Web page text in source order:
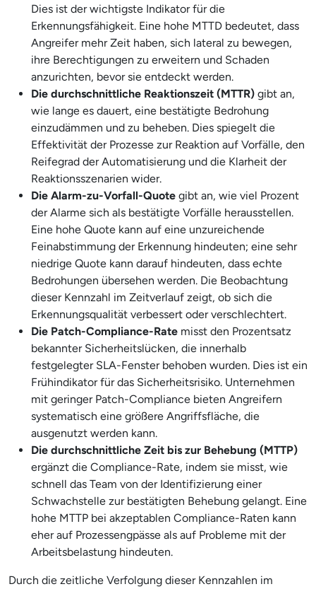
Dies ist der wichtigste Indikator für die
Erkennungsfähigkeit. Eine hohe MTTD bedeutet, dass
Angreifer mehr Zeit haben, sich lateral zu bewegen,
ihre Berechtigungen zu erweitern und Schaden
anzurichten, bevor sie entdeckt werden.
Die durchschnittliche Reaktionszeit (MTTR) gibt an,
wie lange es dauert, eine bestätigte Bedrohung
einzudämmen und zu beheben. Dies spiegelt die
Effektivität der Prozesse zur Reaktion auf Vorfälle, den
Reifegrad der Automatisierung und die Klarheit der
Reaktionsszenarien wider.
Die Alarm-zu-Vorfall-Quote gibt an, wie viel Prozent
der Alarme sich als bestätigte Vorfälle herausstellen.
Eine hohe Quote kann auf eine unzureichende
Feinabstimmung der Erkennung hindeuten; eine sehr
niedrige Quote kann darauf hindeuten, dass echte
Bedrohungen übersehen werden. Die Beobachtung
dieser Kennzahl im Zeitverlauf zeigt, ob sich die
Erkennungsqualität verbessert oder verschlechtert.
Die Patch-Compliance-Rate misst den Prozentsatz
bekannter Sicherheitslücken, die innerhalb
festgelegter SLA-Fenster behoben wurden. Dies ist ein
Frühindikator für das Sicherheitsrisiko. Unternehmen
mit geringer Patch-Compliance bieten Angreifern
systematisch eine größere Angriffsfläche, die
ausgenutzt werden kann.
Die durchschnittliche Zeit bis zur Behebung (MTTP)
ergänzt die Compliance-Rate, indem sie misst, wie
schnell das Team von der Identifizierung einer
Schwachstelle zur bestätigten Behebung gelangt. Eine
hohe MTTP bei akzeptablen Compliance-Raten kann
eher auf Prozessengpässe als auf Probleme mit der
Arbeitsbelastung hindeuten.
Durch die zeitliche Verfolgung dieser Kennzahlen im